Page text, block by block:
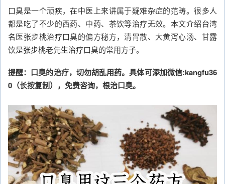
口臭是一个顽疾，在中医上来讲属于疑难杂症的范畴。很多人
都是吃了不少的西药、中药、茶饮等治疗无效。本文介绍台湾
名医张步桃治疗口臭的偏方秘方，清胃散、大黄泻心汤、甘露
饮是张步桃老先生治疗口臭的常用方子。
提醒：口臭的治疗，切勿胡乱用药。具体可添加微信:kangfu36
0（长按复制），免费咨询，根治口臭。